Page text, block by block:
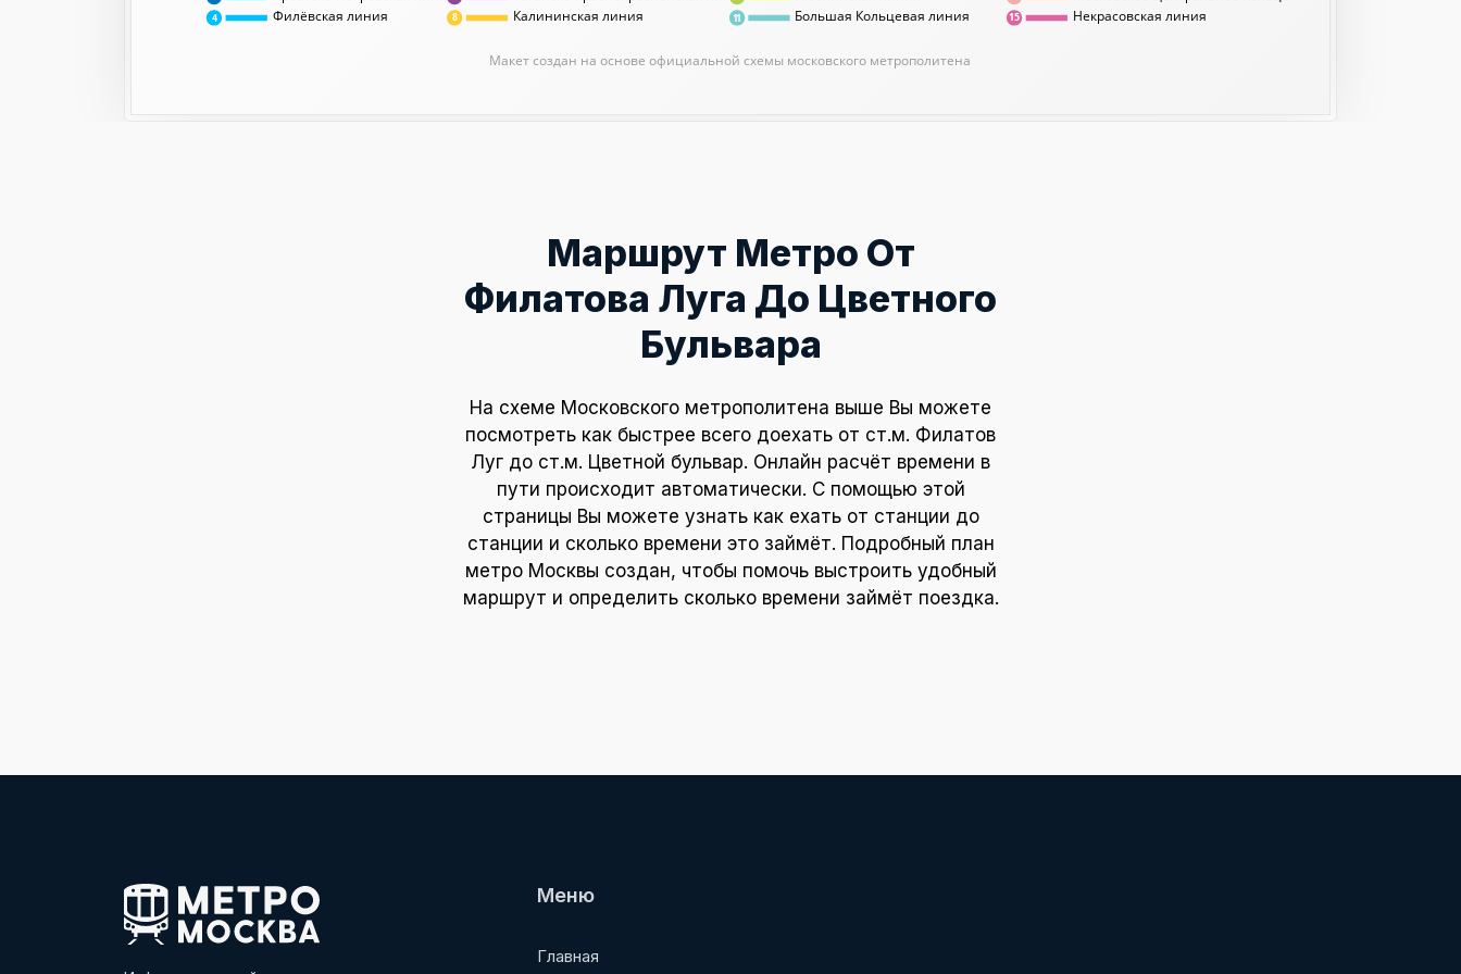
Филёвская линия
Калининская линия
Макет создан на основе официальной схемы московского метрополитена
Большая Кольцевая линия
8 11
4 15 Некрасовская линия
Маршрут Метро От
Филатова Луга До Цветного
Бульвара
На схеме Московского метрополитена выше Вы можете
посмотреть как быстрее всего доехать от ст.м. Филатов
Луг до ст.м. Цветной бульвар. Онлайн расчёт времени в
пути происходит автоматически. С помощью этой
страницы Вы можете узнать как ехать от станции до
станции и сколько времени это займёт. Подробный план
метро Москвы создан, чтобы помочь выстроить удобный
маршрут и определить сколько времени займёт поездка.
Меню
Главная